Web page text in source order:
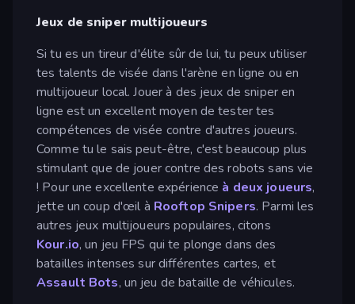
Jeux de sniper multijoueurs
Si tu es un tireur d'élite sûr de lui, tu peux utiliser
tes talents de visée dans l'arène en ligne ou en
multijoueur local. Jouer à des jeux de sniper en
ligne est un excellent moyen de tester tes
compétences de visée contre d'autres joueurs.
Comme tu le sais peut-être, c'est beaucoup plus
stimulant que de jouer contre des robots sans vie
! Pour une excellente expérience à deux joueurs,
jette un coup d'œil à Rooftop Snipers. Parmi les
autres jeux multijoueurs populaires, citons
Kour.io, un jeu FPS qui te plonge dans des
batailles intenses sur différentes cartes, et
Assault Bots, un jeu de bataille de véhicules.